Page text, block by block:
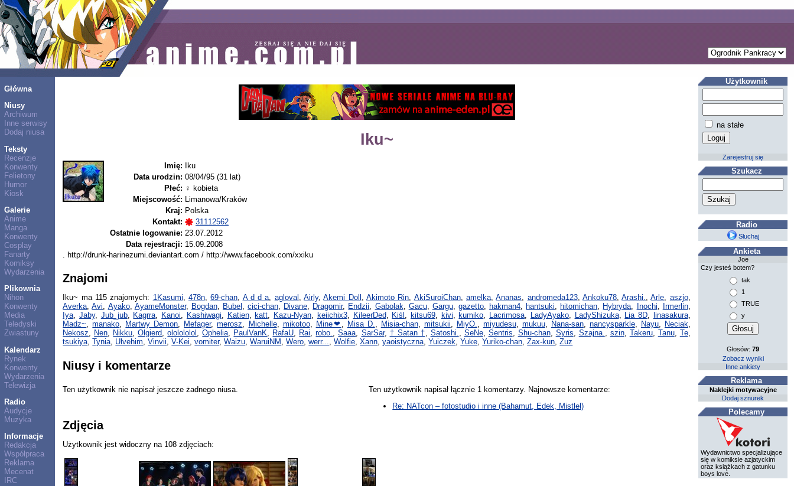
Główna
Niusy
Archiwum
Inne serwisy
Dodaj niusa
Teksty
Recenzje
Konwenty
Felietony
Humor
Kiosk
Galerie
Anime
Manga
Konwenty
Cosplay
Fanarty
Komiksy
Wydarzenia
Plikownia
Nihon
Konwenty
Media
Teledyski
Zwiastuny
Kalendarz
Rynek
Konwenty
Wydarzenia
Telewizja
Radio
Audycje
Muzyka
Informacje
Redakcja
Współpraca
Reklama
Mecenat
IRC
Iku~
Imię: Iku
Data urodzin: 08/04/95 (31 lat)
Płeć: ♀ kobieta
Miejscowość: Limanowa/Kraków
Kraj: Polska
Kontakt:
31112562
Ostatnie logowanie: 23.07.2012
Data rejestracji: 15.09.2008
. http://drunk-harinezumi.deviantart.com / http://www.facebook.com/xxiku
Znajomi
Iku~ ma 115 znajomych: 1Kasumi, 478n,69-chan, A d d a, agloval ,Airly,Akemi Doll , Akimoto Rin, AkiSuroiChan, amelka,Ananas, andromeda123, Ankoku78,Arashi.,Arle, aszjo,
Averka,Avi, Ayako, AyameMonster, Bogdan, Bubel ,cici-chan, Divane, Dragomir, Endzii, Gabolak, Gacu, Gargu, gazetto, hakman4, hantsuki, hitomichan, Hybryda, Inochi, Irmerlin,
Iya,Jaby, Jub_jub, Kagrra, Kanoi, Kashiwagi, Katien, katt, Kazu-Nyan, keiichix3, KileerDed, Kiśl , kitsu69, kivi, kumiko, Lacrimosa, LadyAyako, LadyShizuka, Lia 8D, linasakura,
Madz~,manako, Martwy Demon, Mefager,merosz, Michelle, mikotoo, Mine❤ , Misa D., Misia-chan, mitsukii, MiyO., miyudesu, mukuu, Nana-san, nancysparkle, Nayu, Neciak,
Nekosz, Nen, Nikku,Olgierd,ololololol ,Ophelia, PaulVanK, RafaU, Rai,robo.,Saaa, SarSar, † Satan †, Satoshi., SeNe, Sentris, Shu-chan, Syris, Szajna., szin, Takeru, Tanu, Te,
tsukiya,Tynia, Ulvehim,Vinvii,V-Kei,vomiter,Waizu,WaruiNM ,Wero,werr...,Wolfie,Xann,yaoistyczna,Yuiczek,Yuke,Yuriko-chan,Zax-kun,Zuz
Niusy i komentarze
Ten użytkownik nie napisał jeszcze żadnego niusa.
Ten użytkownik napisał łącznie 1 komentarzy. Najnowsze komentarze:
Re: NATcon – fotostudio i inne (Bahamut, Edek, Mistlel)
Zdjęcia
Użytkownik jest widoczny na 108 zdjęciach:
Użytkownik
na stałe
Zarejestruj się
Szukacz
Radio
Słuchaj
Ankieta
Joe
Czy jesteś botem?
tak
1
TRUE
y
Głosów:79
Zobacz wyniki
Inne ankiety
Reklama
Naklejki motywacyjne
Dodaj sznurek
Polecamy
Wydawnictwo specjalizujące
się w komiksie azjatyckim
oraz książkach z gatunku
boys love.